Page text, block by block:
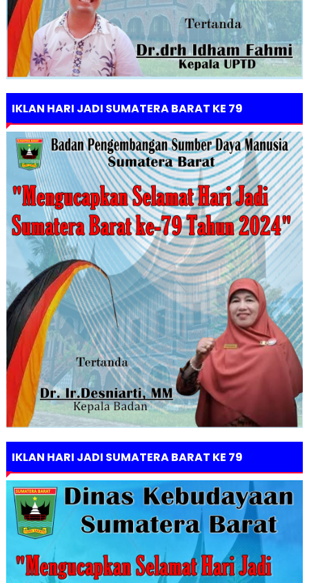
IKLAN HARI JADI SUMATERA BARAT KE 79
IKLAN HARI JADI SUMATERA BARAT KE 79